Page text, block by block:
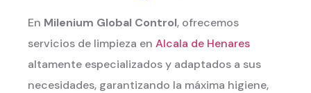
En Milenium Global Control, ofrecemos
servicios de limpieza en Alcala de Henares
altamente especializados y adaptados a sus
necesidades, garantizando la máxima higiene,